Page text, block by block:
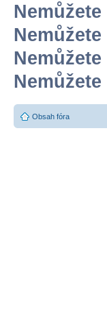
Nemůžete
Nemůžete
Nemůžete
Nemůžete
Obsah fóra